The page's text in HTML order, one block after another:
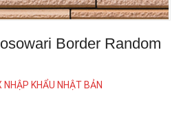
Border Random
NHẬP KHẨU NHẬT BẢN